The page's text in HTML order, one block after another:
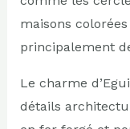
maisons
principalement
Le charme
détails